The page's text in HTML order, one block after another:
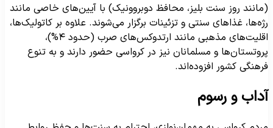
روز سنت بلیز، محافظ دوبروونیک) با آیین‌های خاصی مانند
غذاهای سنتی و تزئینات برگزار می‌شوند. علاوه بر کاتولیک‌ها،
اقلیت‌های مذهبی مانند ارتدوکس‌های صرب (حدود ۴%)،
و مسلمانان نیز در کرواسی حضور دارند و به تنوع
کشور افزوده‌اند.
و رسوم